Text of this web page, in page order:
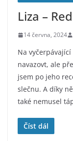
Liza –
14 června, 2024
Na
navazovt, ale
jsem po jeho
slečnu. A díky
také nemusel
Číst dál